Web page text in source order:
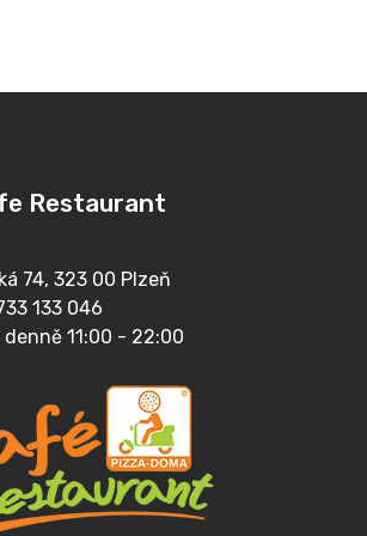
Restaurant
74, 323 00 Plzeň
133 046
11:00 - 22:00